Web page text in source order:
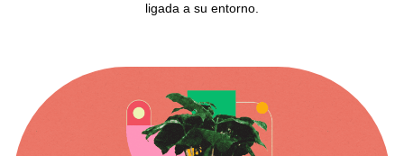
ligada a su entorno.